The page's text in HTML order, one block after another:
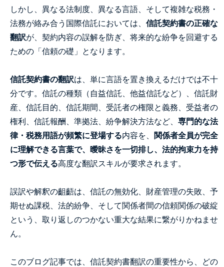
しかし、異なる法制度、異なる言語、そして複雑な税務・
法務が絡み合う国際信託においては、 信託契約書の正確な
翻訳が、契約内容の誤解を防ぎ、将来的な紛争を回避する
ための「信頼の礎」となります。
信託契約書の翻訳は、単に言語を置き換えるだけでは不十
分です。信託の種類（自益信託、他益信託など）、信託財
産、信託目的、信託期間、受託者の権限と義務、受益者の
権利、信託報酬、準拠法、紛争解決方法など、 専門的な法
律・税務用語が頻繁に登場する内容を、
関係者全員が完全
に理解できる言葉で、曖昧さを一切排し、法的拘束力を持
つ形で伝える高度な翻訳スキルが要求されます。
誤訳や解釈の齟齬は、信託の無効化、財産管理の失敗、予
期せぬ課税、法的紛争、そして関係者間の信頼関係の破綻
という、取り返しのつかない重大な結果に繋がりかねませ
ん。
このブログ記事では、信託契約書翻訳の重要性から、どの